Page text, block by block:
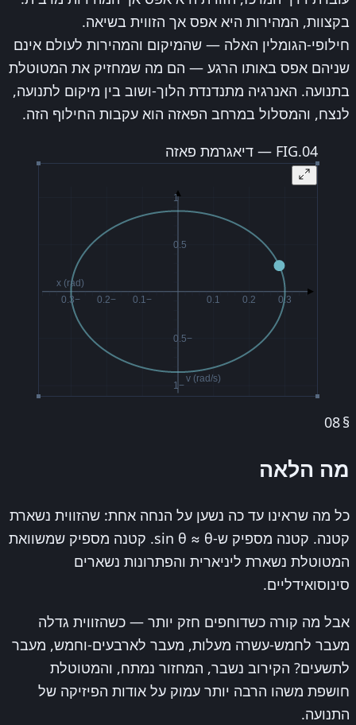
בקצוות, המהירות היא אפס אך הזווית בשיאה.
חילופי-הגומלין האלה — שהמיקום והמהירות לעולם אינם
שניהם אפס באותו הרגע — הם מה שמחזיק את המטוטלת
בתנועה. האנרגיה מתנדנדת הלוך-ושוב בין מיקום לתנועה,
לנצח, והמסלול במרחב הפאזה הוא עקבות החילוף הזה.
FIG.04 — דיאגרמת פאזה
0.1 0.2 0.3
−0.1
−0.2
−0.3
0.5
1
−0.5
−1
x (rad)
v (rad/s)
§
08
מה הלאה
כל מה שראינו עד כה נשען על הנחה אחת: שהזווית נשארת
קטנה. קטנה מספיק ש-sin θ ≈ θ. קטנה מספיק שמשוואת
המטוטלת נשארת ליניארית והפתרונות נשארים
סינוסואידליים.
אבל מה קורה כשדוחפים חזק יותר — כשהזווית גדלה
מעבר לחמש-עשרה מעלות, מעבר לארבעים-וחמש, מעבר
לתשעים? הקירוב נשבר, המחזור נמתח, והמטוטלת
חושפת משהו הרבה יותר עמוק על אודות הפיזיקה של
התנועה.